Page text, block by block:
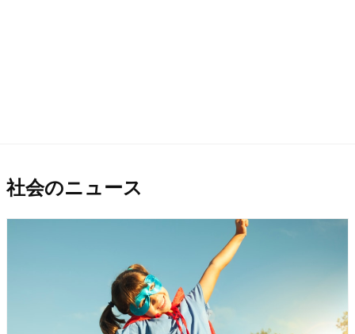
社会のニュース